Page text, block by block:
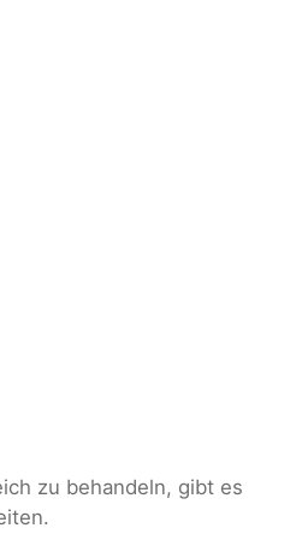
zu behandeln, gibt es